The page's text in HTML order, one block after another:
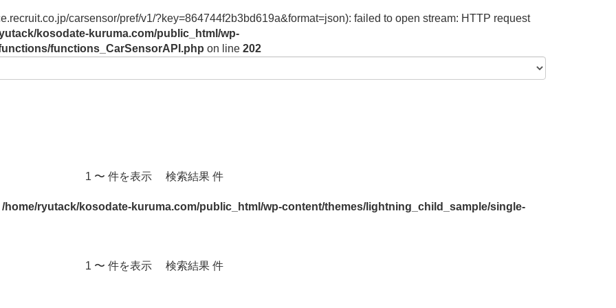
carsensor/pref/v1/?key=864744f2b3bd619a&format=json): failed to open stream: HTTP request
kosodate-kuruma.com/public_html/wp-
functions_CarSensorAPI.php on line 202
1 〜 件を表示 検索結果 件
/home/ryutack/kosodate-kuruma.com/public_html/wp-content/themes/lightning_child_sample/single-
1 〜 件を表示 検索結果 件